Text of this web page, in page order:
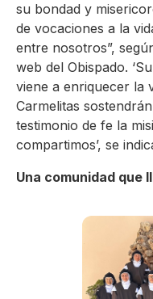
su bondad y
de vocaciones a la
entre nosotros”,
web del Obispado.
viene a enriquecer la
Carmelitas
testimonio de fe la
compartimos’, se
Una comunidad que